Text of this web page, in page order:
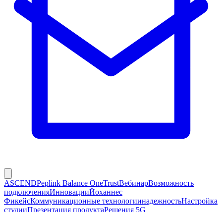
ASCENDPeplink Balance OneTrustВебинарВозможность
подключенияИнновацииЙоханнес
ФикейсКоммуникационные технологиинадежностьНастройка
студииПрезентация продуктаРешения 5G